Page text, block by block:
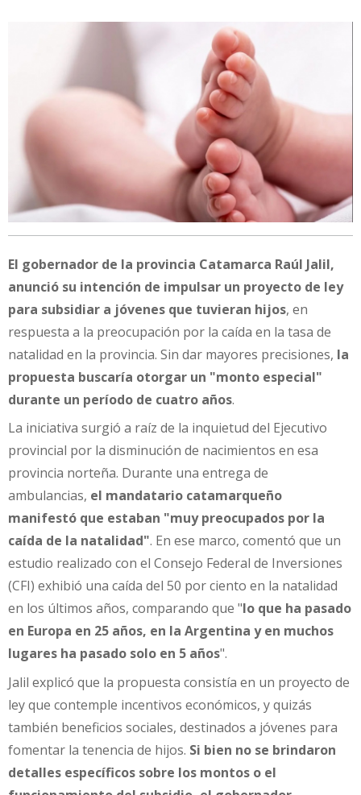
El gobernador de la provincia Catamarca Raúl Jalil,
anunció su intención de impulsar un proyecto de ley
para subsidiar a jóvenes que tuvieran hijos, en
respuesta a la preocupación por la caída en la tasa de
natalidad en la provincia. Sin dar mayores precisiones, la
propuesta buscaría otorgar un "monto especial"
durante un período de cuatro años.
La iniciativa surgió a raíz de la inquietud del Ejecutivo
provincial por la disminución de nacimientos en esa
provincia norteña. Durante una entrega de
ambulancias, el mandatario catamarqueño
manifestó que estaban "muy preocupados por la
caída de la natalidad". En ese marco, comentó que un
estudio realizado con el Consejo Federal de Inversiones
(CFI) exhibió una caída del 50 por ciento en la natalidad
en los últimos años, comparando que "lo que ha pasado
en Europa en 25 años, en la Argentina y en muchos
lugares ha pasado solo en 5 años".
Jalil explicó que la propuesta consistía en un proyecto de
ley que contemple incentivos económicos, y quizás
también beneficios sociales, destinados a jóvenes para
fomentar la tenencia de hijos. Si bien no se brindaron
detalles específicos sobre los montos o el